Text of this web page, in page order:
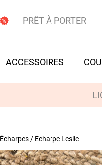
PRÊT À PORTER
ACCESSOIRES
Écharpes / Echarpe Leslie